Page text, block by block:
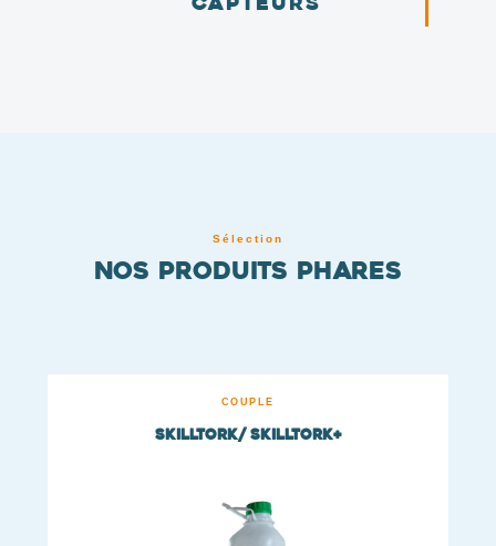
Sélection
Nos produits phares
COUPLE
SKILLTORK/ SKILLTORK+